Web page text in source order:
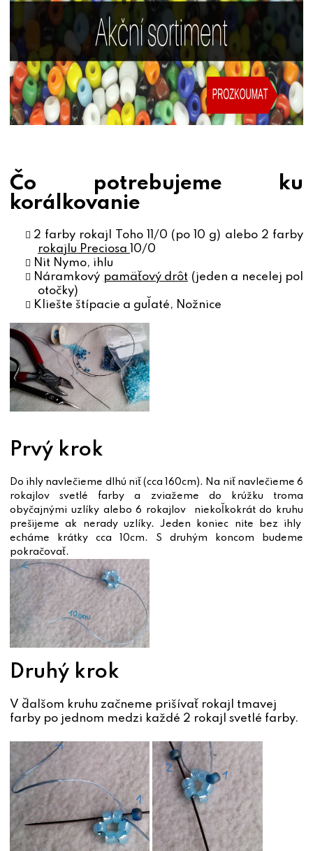
Čo potrebujeme ku
korálkovanie
2 farby rokajl Toho 11/0 (po 10 g) alebo 2 farby
rokajlu Preciosa
10/0
Nit Nymo, ihlu
Náramkový pamäťový drôt (jeden a necelej pol
otočky)
Kliešte štípacie a guľaté, Nožnice
Prvý krok
Do ihly navlečieme dlhú niť (cca 160cm). Na niť navlečieme 6
rokajlov svetlé farby a zviažeme do krúžku troma
obyčajnými uzlíky alebo 6 rokajlov niekoľkokrát do kruhu
prešijeme ak nerady uzlíky. Jeden koniec nite bez ihly
echáme krátky cca 10cm. S druhým koncom budeme
pokračovať.
Druhý krok
V ďalšom kruhu začneme prišívať rokajl tmavej
farby po jednom medzi každé 2 rokajl svetlé farby.